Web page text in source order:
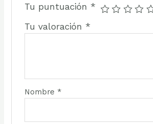
Tu puntuación *
Tu valoración *
Nombre *